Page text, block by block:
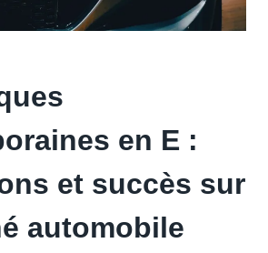
en E :
et succès sur
automobile